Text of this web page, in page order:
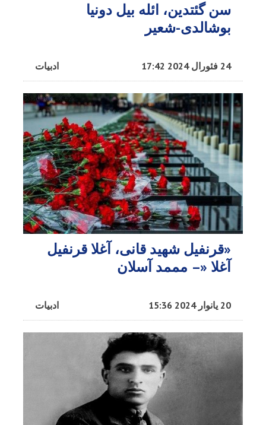
سن گئتدین، ائله بیل دونیا
بوشالدی-شعیر
ادبیات 24 فئورال 2024 17:42
«قرنفیل شهید قانی، آغلا قرنفیل
آغلا «– مممد آسلان
ادبیات 20 یانوار 2024 15:36